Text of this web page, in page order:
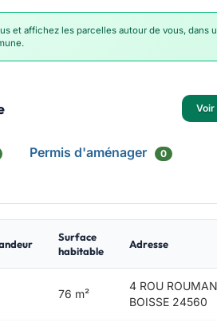
et affichez les parcelles autour de vous, dans
Voir
Permis d'aménager 0
Surface
habitable
Adresse
76 m²
4 ROU
BOISSE 24560